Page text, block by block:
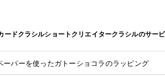
ードクラシルショートクリエイタークラシルのサー
ーパーを使ったガトーショコラのラッピング